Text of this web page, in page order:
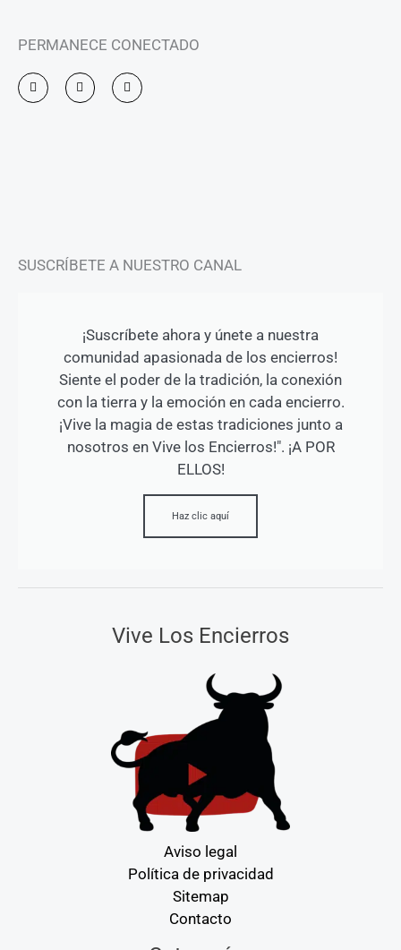
PERMANECE CONECTADO
I
n
s
F
a
c
Y
o
u
SUSCRÍBETE A NUESTRO CANAL
¡Suscríbete ahora y únete a nuestra
comunidad apasionada de los encierros!
Siente el poder de la tradición, la conexión
con la tierra y la emoción en cada encierro.
¡Vive la magia de estas tradiciones junto a
nosotros en Vive los Encierros!". ¡A POR
ELLOS!
Haz clic aquí
Vive Los Encierros
Aviso legal
Política de privacidad
Sitemap
Contacto